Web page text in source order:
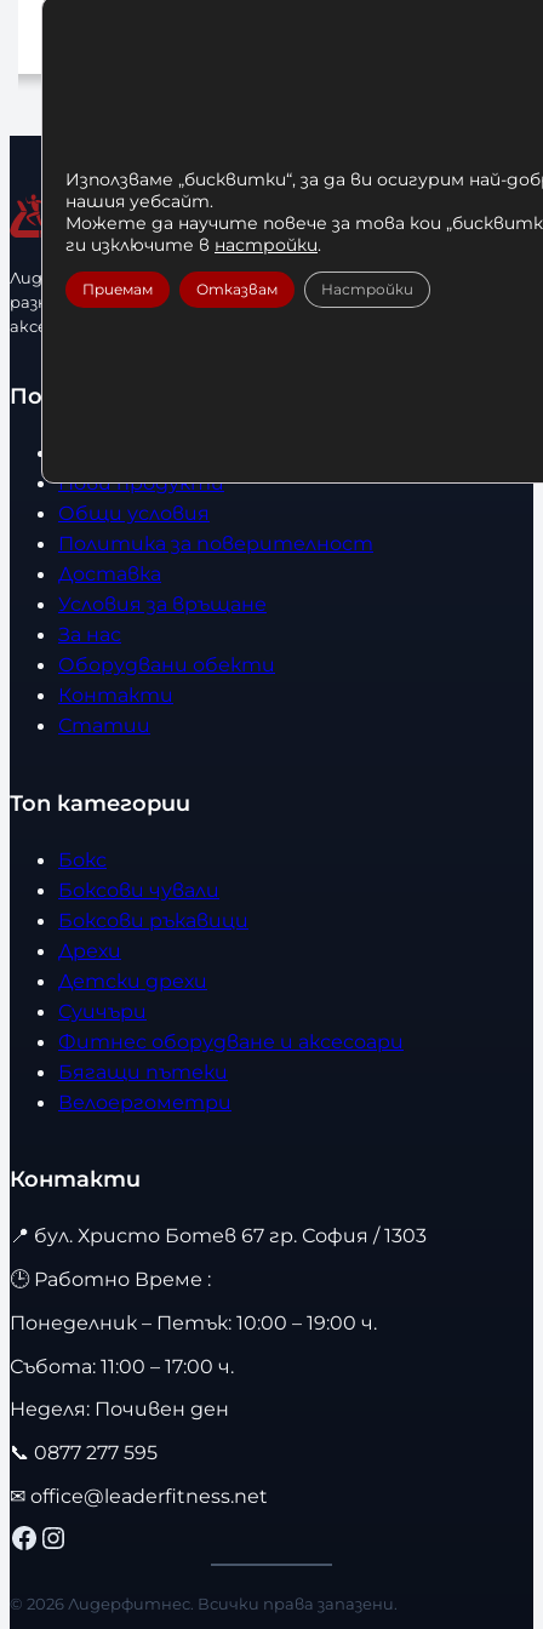
Лидерфитнес е водещ вносител и представител на голямо
разнообразие от бойна екипировка, фитнес уреди и
аксесоари.
Полезно
Нови продукти
Общи условия
Политика за поверителност
Доставка
Условия за връщане
За нас
Оборудвани обекти
Контакти
Статии
Топ категории
Бокс
Боксови чували
Боксови ръкавици
Дрехи
Детски дрехи
Суичъри
Фитнес оборудване и аксесоари
Бягащи пътеки
Велоергометри
Контакти
📍 бул. Христо Ботев 67 гр. София / 1303
🕒 Работно Време :
Понеделник – Петък: 10:00 – 19:00 ч.
Събота: 11:00 – 17:00 ч.
Неделя: Почивен ден
📞 0877 277 595
✉ office@leaderfitness.net
Facebook Instagram
© 2026 Лидерфитнес. Всички права запазени.
Използваме „бисквитки“, за да ви осигурим най-
нашия уебсайт.
Можете да научите повече за това кои
ги изключите в настройки.
Приемам Отказвам Настройки